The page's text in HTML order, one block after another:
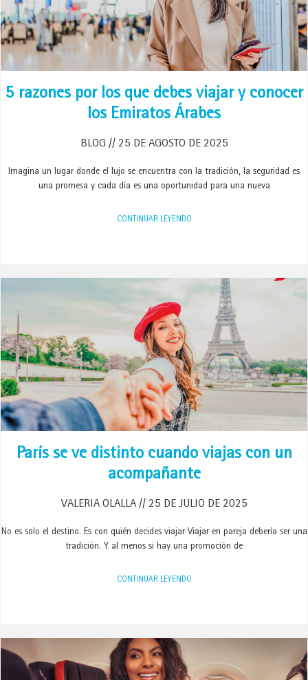
5 razones por los que debes viajar y conocer
los Emiratos Árabes
BLOG 25 DE AGOSTO DE 2025
Imagina un lugar donde el lujo se encuentra con la tradición, la seguridad es
una promesa y cada día es una oportunidad para una nueva
CONTINUAR LEYENDO
París se ve distinto cuando viajas con un
acompañante
VALERIA OLALLA 25 DE JULIO DE 2025
No es solo el destino. Es con quién decides viajar Viajar en pareja debería ser una
tradición. Y al menos si hay una promoción de
CONTINUAR LEYENDO